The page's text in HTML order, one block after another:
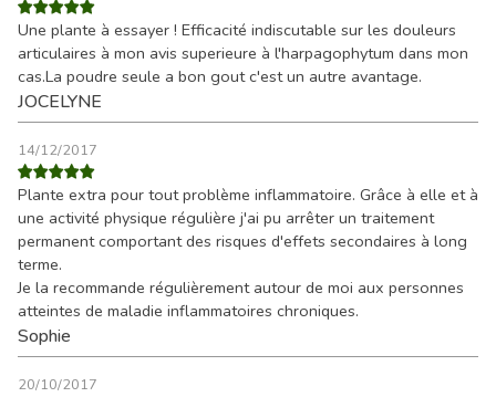
Une plante à essayer ! Efficacité indiscutable sur les douleurs
articulaires à mon avis superieure à l'harpagophytum dans mon
cas.La poudre seule a bon gout c'est un autre avantage.
JOCELYNE
14/12/2017
Plante extra pour tout problème inflammatoire. Grâce à elle et à
une activité physique régulière j'ai pu arrêter un traitement
permanent comportant des risques d'effets secondaires à long
terme.
Je la recommande régulièrement autour de moi aux personnes
atteintes de maladie inflammatoires chroniques.
Sophie
20/10/2017